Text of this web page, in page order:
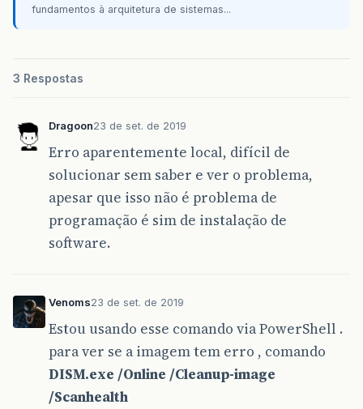
fundamentos à arquitetura de sistemas...
3 Respostas
Dragoon23 de set. de 2019
Erro aparentemente local, difícil de
solucionar sem saber e ver o problema,
apesar que isso não é problema de
programação é sim de instalação de
software.
Venoms23 de set. de 2019
Estou usando esse comando via PowerShell .
para ver se a imagem tem erro , comando
DISM.exe /Online /Cleanup-image
/Scanhealth